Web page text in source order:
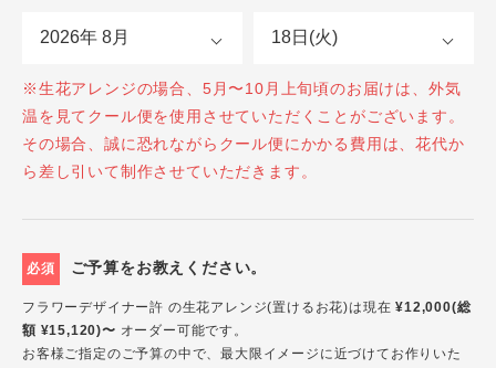
※生花アレンジの場合、5月〜10月上旬頃のお届けは、外気
温を見てクール便を使用させていただくことがございます。
その場合、誠に恐れながらクール便にかかる費用は、花代か
ら差し引いて制作させていただきます。
必須 ご予算をお教えください。
フラワーデザイナー許 の生花アレンジ(置けるお花)は現在¥12,000(総
額 ¥15,120)〜 オーダー可能です。
お客様ご指定のご予算の中で、最大限イメージに近づけてお作りいた